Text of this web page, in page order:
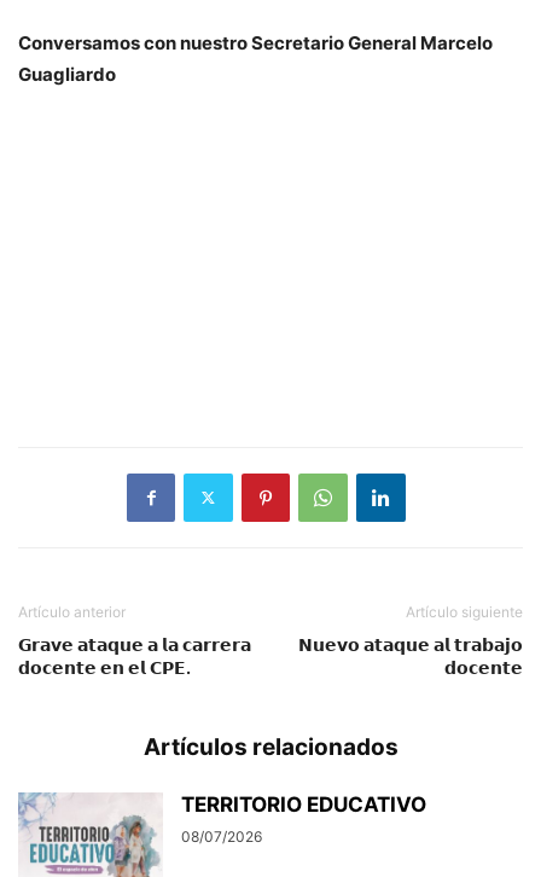
Conversamos con nuestro Secretario General Marcelo
Guagliardo
Artículo anterior
𝗚𝗿𝗮𝘃𝗲 𝗮𝘁𝗮𝗾𝘂𝗲 𝗮 𝗹𝗮 𝗰𝗮𝗿𝗿𝗲𝗿𝗮
𝗱𝗼𝗰𝗲𝗻𝘁𝗲 𝗲𝗻 𝗲𝗹 𝗖𝗣𝗘.
Artículo siguiente
𝗡𝘂𝗲𝘃𝗼 𝗮𝘁𝗮𝗾𝘂𝗲 𝗮𝗹 𝘁𝗿𝗮𝗯𝗮𝗷𝗼
𝗱𝗼𝗰𝗲𝗻𝘁𝗲
Artículos relacionados
TERRITORIO EDUCATIVO
08/07/2026